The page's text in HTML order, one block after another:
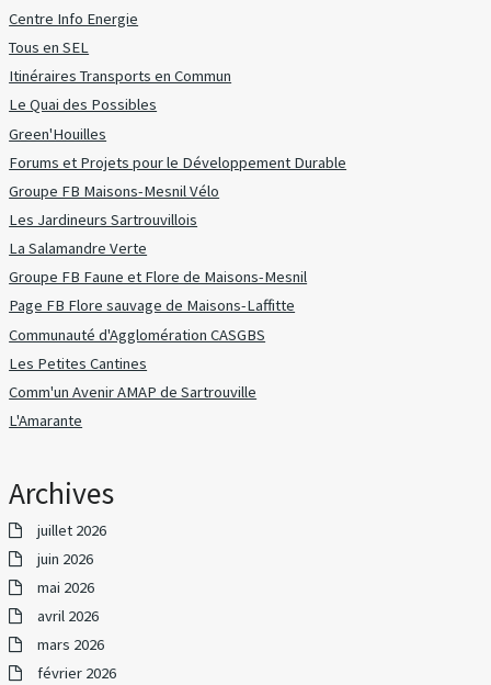
Centre Info Energie
Tous en SEL
Itinéraires Transports en Commun
Le Quai des Possibles
Green'Houilles
Forums et Projets pour le Développement Durable
Groupe FB Maisons-Mesnil Vélo
Les Jardineurs Sartrouvillois
La Salamandre Verte
Groupe FB Faune et Flore de Maisons-Mesnil
Page FB Flore sauvage de Maisons-Laffitte
Communauté d'Agglomération CASGBS
Les Petites Cantines
Comm'un Avenir AMAP de Sartrouville
L'Amarante
Archives
juillet 2026
juin 2026
mai 2026
avril 2026
mars 2026
février 2026